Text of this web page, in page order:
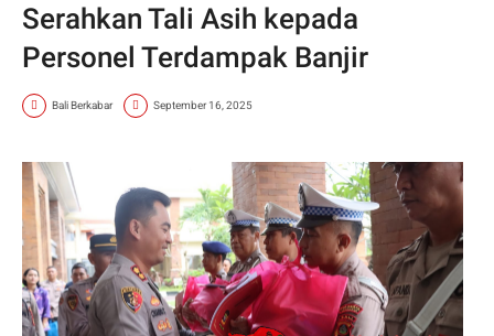
Serahkan Tali Asih kepada
Personel Terdampak Banjir
Bali Berkabar September 16, 2025